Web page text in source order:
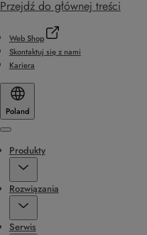
Przejdź do głównej treści
Web Shop
Skontaktuj się z nami
Kariera
Poland
Menu
Produkty
Rozwiązania
Serwis